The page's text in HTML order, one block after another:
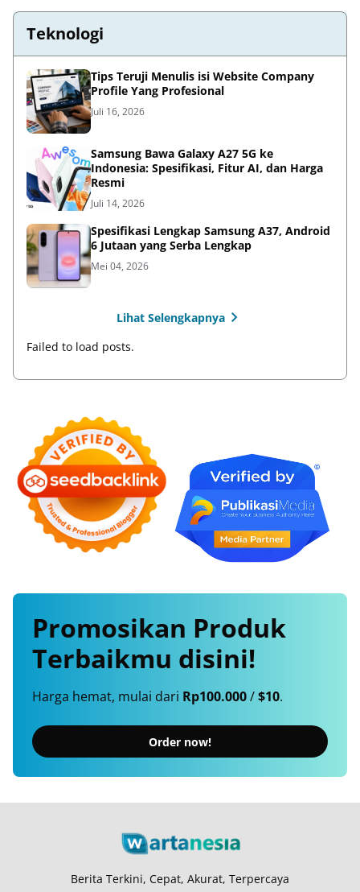
Teknologi
Tips Teruji Menulis isi Website Company
Profile Yang Profesional
Juli 16, 2026
Samsung Bawa Galaxy A27 5G ke
Indonesia: Spesifikasi, Fitur AI, dan Harga
Resmi
Juli 14, 2026
Spesifikasi Lengkap Samsung A37, Android
6 Jutaan yang Serba Lengkap
Mei 04, 2026
Lihat Selengkapnya
Failed to load posts.
Promosikan Produk
Terbaikmu disini!
Harga hemat, mulai dari Rp100.000/$10.
Order now!
Berita Terkini, Cepat, Akurat, Terpercaya